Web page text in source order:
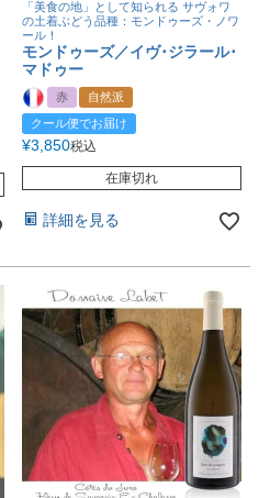
「美食の地」として知られる サヴォワ
の土着ぶどう品種：モンドゥーズ・ノワ
ール！
モンドゥーズ／イヴ･ジラール･
マドゥー
赤
自然派
クール便でお届け
¥3,850税込
在庫切れ
詳細を見る